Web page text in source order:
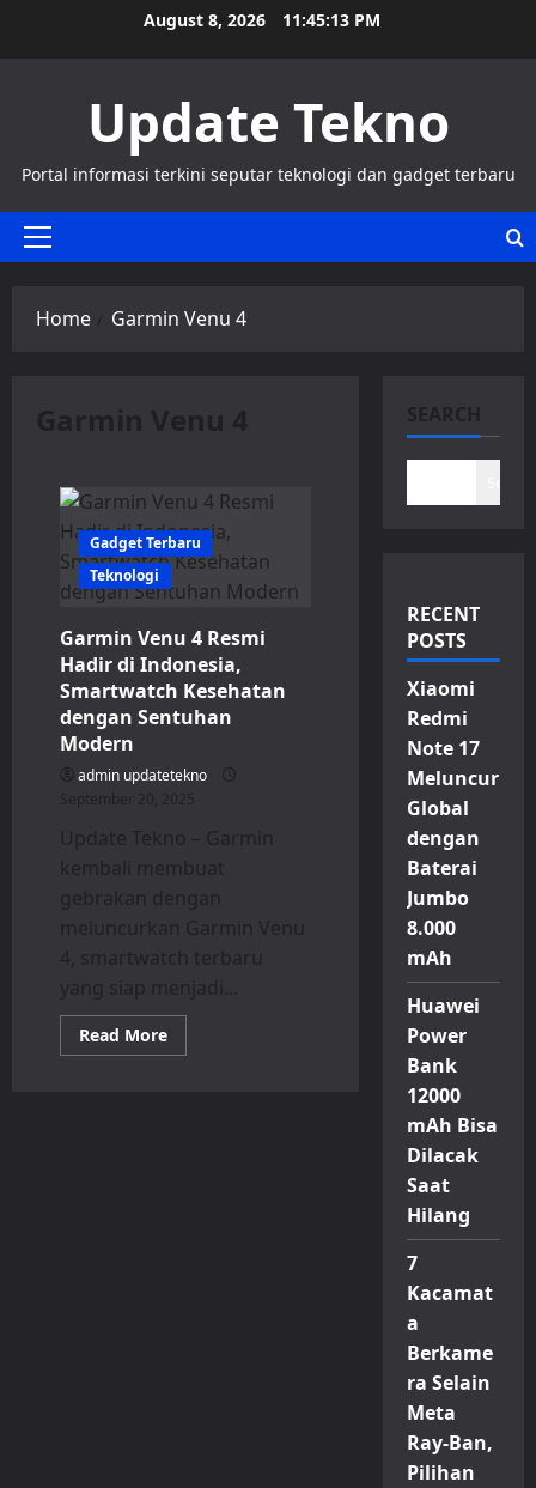
August 8, 2026 11:45:13 PM
Update Tekno
Portal informasi terkini seputar teknologi dan gadget terbaru
Primary
Home Garmin Venu 4
Garmin Venu 4
Gadget Terbaru
Teknologi
Garmin Venu 4 Resmi
Hadir di Indonesia,
Smartwatch Kesehatan
dengan Sentuhan
Modern
admin updatetekno
September 20, 2025
Update Tekno – Garmin
kembali membuat
gebrakan dengan
meluncurkan Garmin Venu
4, smartwatch terbaru
yang siap menjadi...
Read MoreRead
more
SEARCH
RECENT
POSTS
Xiaomi
Redmi
Note 17
Meluncur
Global
dengan
Baterai
Jumbo
8.000
mAh
Huawei
Power
Bank
12000
mAh Bisa
Dilacak
Saat
Hilang
7
Kacamat
a
Berkame
ra Selain
Meta
Ray-Ban,
Pilihan